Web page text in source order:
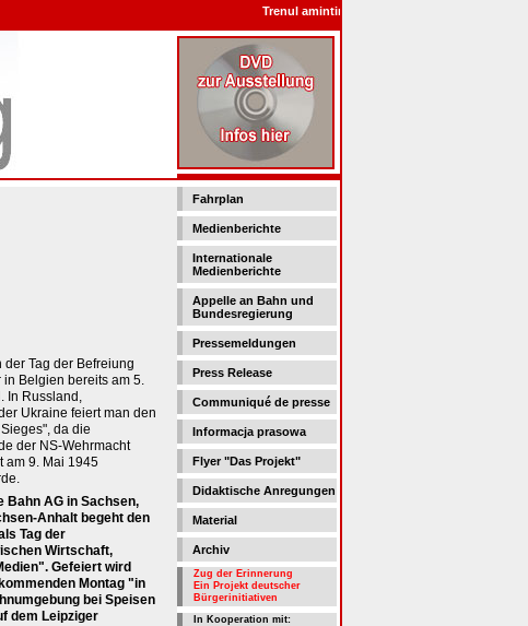
Trenul amintirilor - Поезд воспоминания -
Fahrplan
Medienberichte
Internationale
Medienberichte
Appelle an Bahn und
Bundesregierung
Pressemeldungen
Press Release
Communiqué de presse
Informacja prasowa
Flyer "Das Projekt"
Didaktische Anregungen
Material
Archiv
Zug der Erinnerung
Ein Projekt deutscher
Bürgerinitiativen
In Kooperation mit:
der Tag der Befreiung
Belgien bereits am 5.
In Russland,
Ukraine feiert man den
da die
der NS-Wehrmacht
am 9. Mai 1945
Bahn AG in Sachsen,
Anhalt begeht den
Tag der
Wirtschaft,
Gefeiert wird
Montag "in
bei Speisen
dem Leipziger